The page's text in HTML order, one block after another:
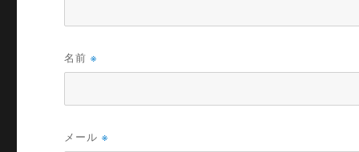
名前※
メール※